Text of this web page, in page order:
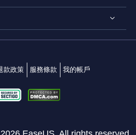
款政策 服務條款 我的帳戶